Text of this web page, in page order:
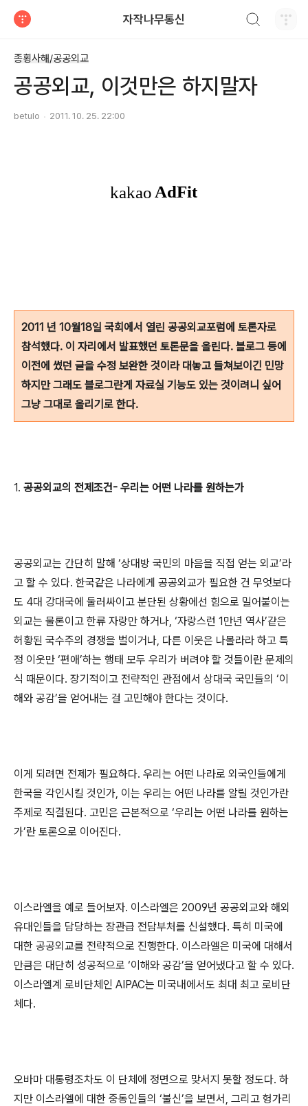
자작나무통신
종횡사해/공공외교
공공외교, 이것만은 하지말자
betulo 2011. 10. 25. 22:00
2011 년 10월18일 국회에서 열린 공공외교포럼에 토론자로
참석했다. 이 자리에서 발표했던 토론문을 올린다. 블로그 등에
이전에 썼던 글을 수정 보완한 것이라 대놓고 들쳐보이긴 민망
하지만 그래도 블로그란게 자료실 기능도 있는 것이려니 싶어
그냥 그대로 올리기로 한다.
1. 공공외교의 전제조건- 우리는 어떤 나라를 원하는가
공공외교는 간단히 말해 ‘상대방 국민의 마음을 직접 얻는 외교’라
고 할 수 있다. 한국같은 나라에게 공공외교가 필요한 건 무엇보다
도 4대 강대국에 둘러싸이고 분단된 상황에선 힘으로 밀어붙이는
외교는 물론이고 한류 자랑만 하거나, ‘자랑스런 1만년 역사’같은
허황된 국수주의 경쟁을 벌이거나, 다른 이웃은 나몰라라 하고 특
정 이웃만 ‘편애’하는 행태 모두 우리가 버려야 할 것들이란 문제의
식 때문이다. 장기적이고 전략적인 관점에서 상대국 국민들의 ‘이
해와 공감’을 얻어내는 걸 고민해야 한다는 것이다.
이게 되려면 전제가 필요하다. 우리는 어떤 나라로 외국인들에게
한국을 각인시킬 것인가, 이는 우리는 어떤 나라를 알릴 것인가란
주제로 직결된다. 고민은 근본적으로 ‘우리는 어떤 나라를 원하는
가’란 토론으로 이어진다.
이스라엘을 예로 들어보자. 이스라엘은 2009년 공공외교와 해외
유대인들을 담당하는 장관급 전담부처를 신설했다. 특히 미국에
대한 공공외교를 전략적으로 진행한다. 이스라엘은 미국에 대해서
만큼은 대단히 성공적으로 ‘이해와 공감’을 얻어냈다고 할 수 있다.
이스라엘계 로비단체인 AIPAC는 미국내에서도 최대 최고 로비단
체다.
오바마 대통령조차도 이 단체에 정면으로 맞서지 못할 정도다. 하
지만 이스라엘에 대한 중동인들의 ‘불신’을 보면서, 그리고 헝가리